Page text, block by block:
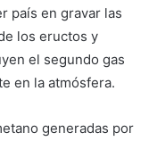
país en gravar las
los eructos y
el segundo gas
en la atmósfera.
generadas por